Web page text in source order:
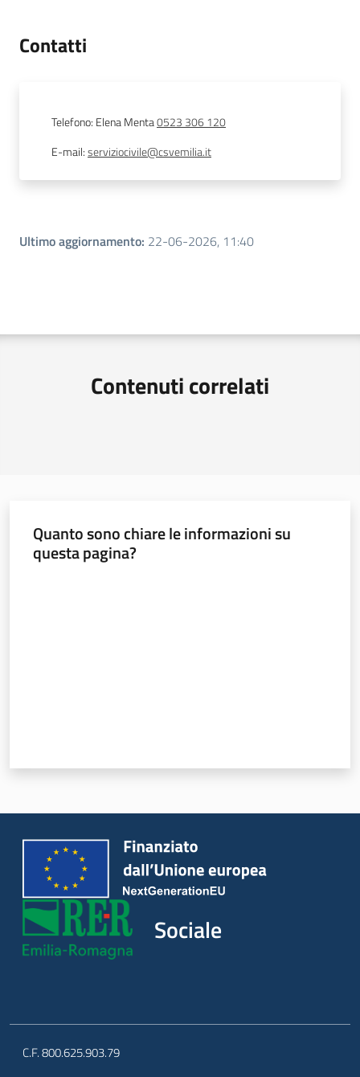
Contatti
Telefono: Elena Menta0523 306 120
E-mail:serviziocivile@csvemilia.it
Ultimo aggiornamento: 22-06-2026, 11:40
Contenuti correlati
Quanto sono chiare le informazioni su
questa pagina?
Sociale
C.F. 800.625.903.79